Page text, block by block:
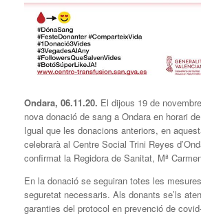
Ondara, 06.11.20. El dijous 19 de
nova donació de sang a Ondara en horari
Igual que les donacions anteriors, en
celebrarà al Centre Social Trini Reyes
confirmat la Regidora de Sanitat, Mª
En la donació se seguiran totes les
seguretat necessaris. Als donants se’ls
garanties del protocol en prevenció de